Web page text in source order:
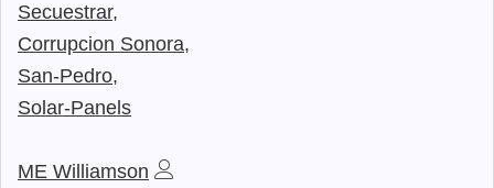
Secuestrar,
Corrupcion Sonora,
San-Pedro,
Solar-Panels
ME Williamson